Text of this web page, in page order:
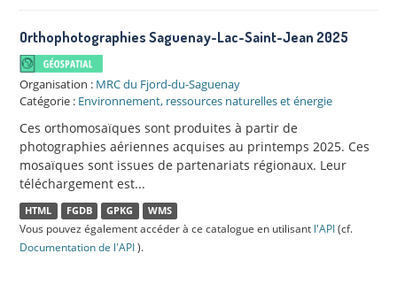
Orthophotographies Saguenay-Lac-Saint-Jean 2025
Organisation : MRC du Fjord-du-Saguenay
Catégorie : Environnement, ressources naturelles et énergie
Ces orthomosaïques sont produites à partir de
photographies aériennes acquises au printemps 2025. Ces
mosaïques sont issues de partenariats régionaux. Leur
téléchargement est...
HTML FGDB GPKG WMS
Vous pouvez également accéder à ce catalogue en utilisant l'API(cf.
Documentation de l'API).